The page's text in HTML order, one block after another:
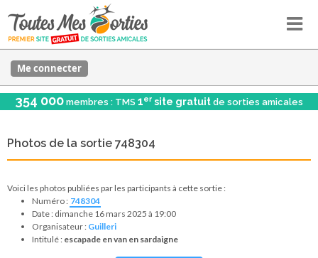
Me connecter
354 000 membres : TMS 1er site gratuit de sorties amicales
Photos de la sortie 748304
Voici les photos publiées par les participants à cette sortie :
Numéro : 748304
Date : dimanche 16 mars 2025 à 19:00
Organisateur : Guilleri
Intitulé : escapade en van en sardaigne